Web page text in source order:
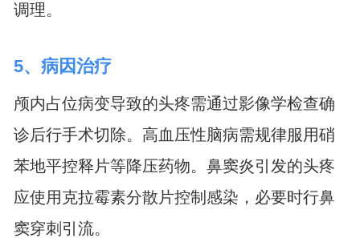
调理。
5、病因治疗
颅内占位病变导致的头疼需通过影像学检查确
诊后行手术切除。高血压性脑病需规律服用硝
苯地平控释片等降压药物。鼻窦炎引发的头疼
应使用克拉霉素分散片控制感染，必要时行鼻
窦穿刺引流。